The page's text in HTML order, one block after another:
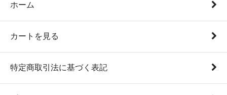
ホーム
カートを見る
特定商取引法に基づく表記